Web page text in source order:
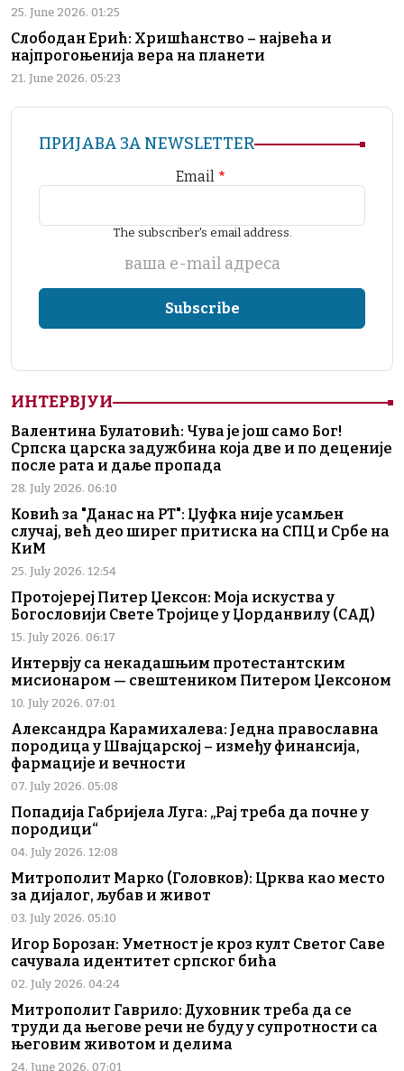
25. June 2026. 01:25
Слободан Ерић: Хришћанство – највећа и
најпрогоњенија вера на планети
21. June 2026. 05:23
ПРИЈАВА ЗА NEWSLETTER
Email
The subscriber's email address.
ваша е-mail адреса
ИНТЕРВЈУИ
Валентина Булатовић: Чува је још само Бог!
Српска царска задужбина која две и по деценије
после рата и даље пропада
28. July 2026. 06:10
Ковић за "Данас на РТ": Џуфка није усамљен
случај, већ део ширег притиска на СПЦ и Србе на
КиМ
25. July 2026. 12:54
Протојереј Питер Џексон: Моја искуства у
Богословији Свете Тројице у Џорданвилу (САД)
15. July 2026. 06:17
Интервју са некадашњим протестантским
мисионаром — свештеником Питером Џексоном
10. July 2026. 07:01
Александра Карамихалева: Једна православна
породица у Швајцарској – између финансија,
фармације и вечности
07. July 2026. 05:08
Попадија Габријела Луга: „Рај треба да почне у
породици“
04. July 2026. 12:08
Митрополит Марко (Головков): Црква као место
за дијалог, љубав и живот
03. July 2026. 05:10
Игор Борозан: Уметност је кроз култ Светог Саве
сачувала идентитет српског бића
02. July 2026. 04:24
Митрополит Гаврило: Духовник треба да се
труди да његове речи не буду у супротности са
његовим животом и делима
24. June 2026. 07:01